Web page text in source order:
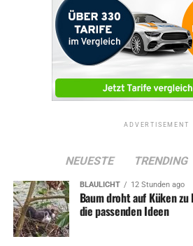
RELATED TOPICS: BLAULICHT
Ziegelstraße: Einbruch in
DON'T MISS
Nach Unfall: Beifahrer beschimpft
ADVERTISEMENT
NEUESTE TRENDING
BLAULICHT 12 Stunden ago
Baum droht auf Küken
die passenden Ideen